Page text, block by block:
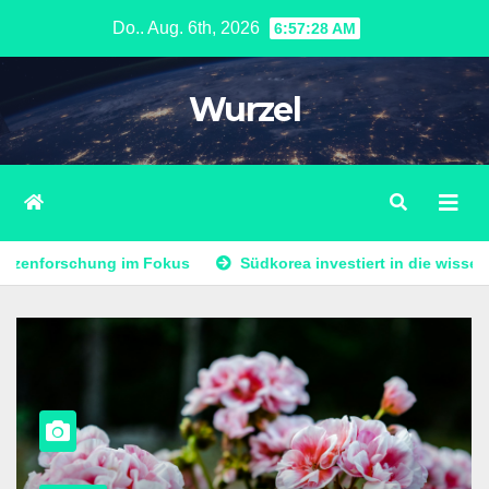
Do.. Aug. 6th, 2026 6:57:30 AM
Wurzel
Südkorea investiert in die wissenschaftliche Zukunft: